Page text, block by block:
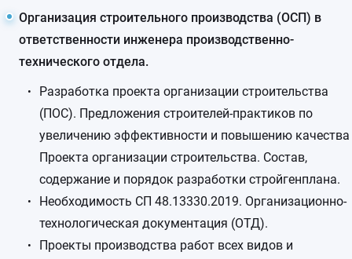
Организация строительного производства (ОСП) в
ответственности инженера производственно-
технического отдела.
Разработка проекта организации строительства
(ПОС). Предложения строителей-практиков по
увеличению эффективности и повышению качества
Проекта организации строительства. Состав,
содержание и порядок разработки стройгенплана.
Необходимость СП 48.13330.2019. Организационно-
технологическая документация (ОТД).
Проекты производства работ всех видов и